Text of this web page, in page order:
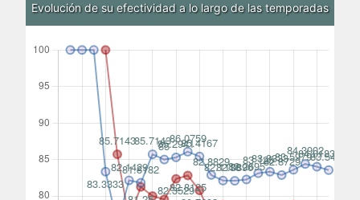
Evolución de su efectividad a lo largo de las temporadas